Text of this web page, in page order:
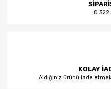
0 322
KOLAY
Aldığınız ürünü iade